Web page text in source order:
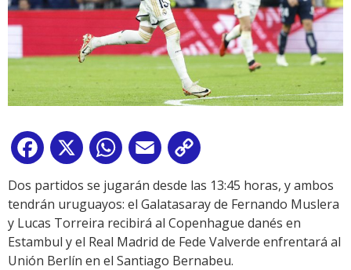
Facebook
X WhatsApp
Email
Link
Dos partidos se jugarán desde las 13:45 horas, y ambos
tendrán uruguayos: el Galatasaray de Fernando Muslera
y Lucas Torreira recibirá al Copenhague danés en
Estambul y el Real Madrid de Fede Valverde enfrentará al
Unión Berlín en el Santiago Bernabeu.